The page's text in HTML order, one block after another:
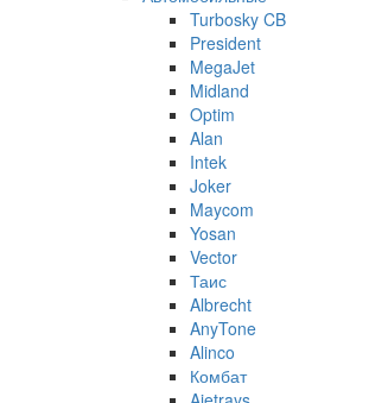
Turbosky CB
President
MegaJet
Midland
Optim
Alan
Intek
Joker
Maycom
Yosan
Vector
Таис
Albrecht
AnyTone
Alinco
Комбат